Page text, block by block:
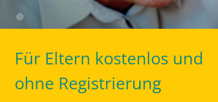
Für Eltern kostenlos und
ohne Registrierung